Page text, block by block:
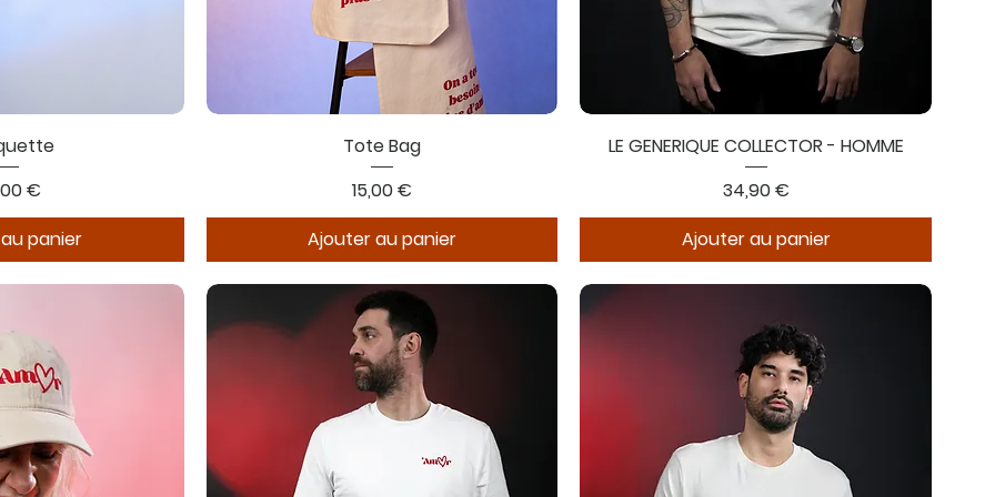
€
panier
Tote Bag
Prix
15,00 €
Ajouter au panier
LE GENERIQUE COLLECTOR - HOMME
Prix
34,90 €
Ajouter au panier